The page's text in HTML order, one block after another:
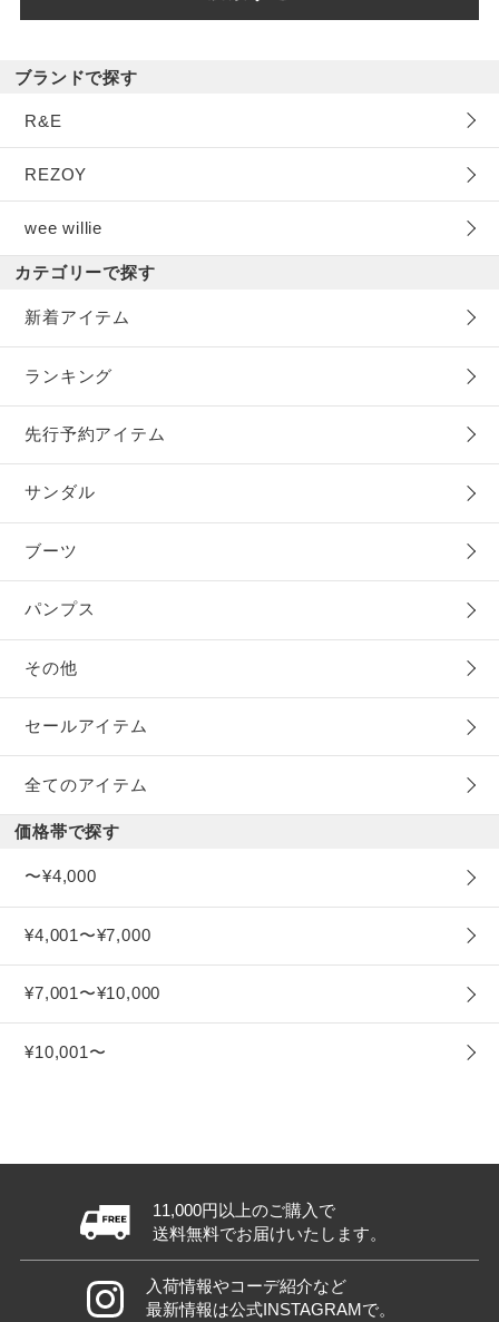
ブランドで探す
R&E
REZOY
wee willie
カテゴリーで探す
新着アイテム
ランキング
先行予約アイテム
サンダル
ブーツ
パンプス
その他
セールアイテム
全てのアイテム
価格帯で探す
〜¥4,000
¥4,001〜¥7,000
¥7,001〜¥10,000
¥10,001〜
11,000円以上のご購入で
送料無料でお届けいたします。
入荷情報やコーデ紹介など
最新情報は公式INSTAGRAMで。